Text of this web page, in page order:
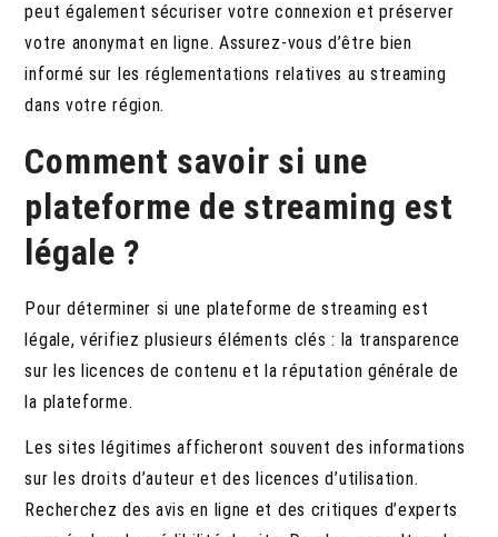
peut également sécuriser votre connexion et préserver
votre anonymat en ligne. Assurez-vous d’être bien
informé sur les réglementations relatives au streaming
dans votre région.
Comment savoir si une
plateforme de streaming est
légale ?
Pour déterminer si une plateforme de streaming est
légale, vérifiez plusieurs éléments clés : la transparence
sur les licences de contenu et la réputation générale de
la plateforme.
Les sites légitimes afficheront souvent des informations
sur les droits d’auteur et des licences d’utilisation.
Recherchez des avis en ligne et des critiques d’experts